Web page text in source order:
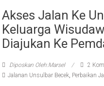
Akses Jalan Ke
Keluarga
Diajukan Ke
Diposkan Oleh:Marsel
2
Jalanan Unsulbar Becek, Perbaikan